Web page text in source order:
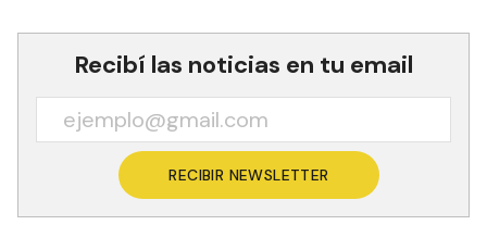
Recibí las noticias en tu email
RECIBIR NEWSLETTER